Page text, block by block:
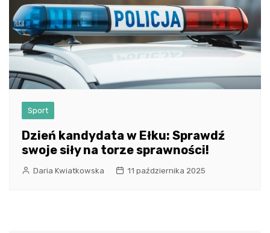
Sport
Dzień kandydata w Ełku: Sprawdź
swoje siły na torze sprawności!
Daria Kwiatkowska 11 października 2025